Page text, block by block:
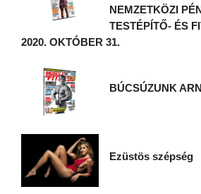
NEMZETKÖZI
TESTÉPÍTŐ- ÉS
2020. OKTÓBER 31.
BÚCSÚZUNK
Ezüstös szépség